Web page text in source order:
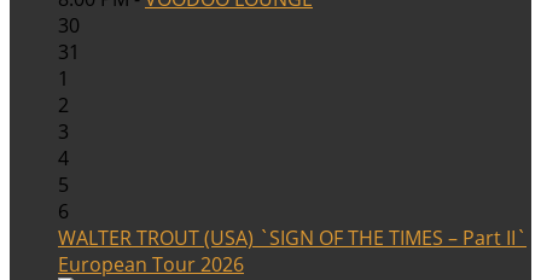
30
31
1
2
3
4
5
6
WALTER TROUT (USA) `SIGN OF THE TIMES – Part II`
European Tour 2026